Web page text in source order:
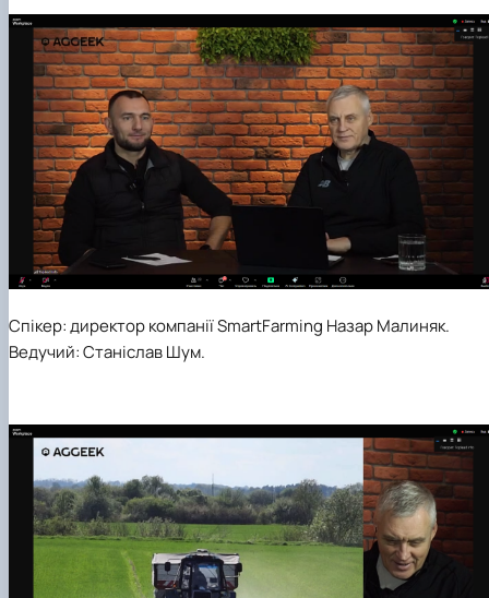
Спікер: директор компанії SmartFarming Назар Малиняк.
Ведучий: Станіслав Шум.